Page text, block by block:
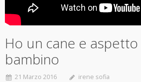
Ho un cane e
bambino
21 Marzo 2016
irene sofia